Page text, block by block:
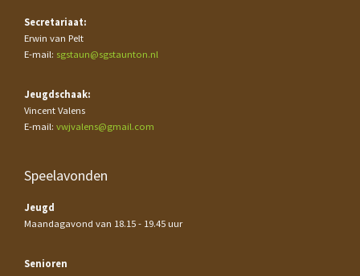
Secretariaat:
Erwin van Pelt
E-mail: sgstaun@sgstaunton.nl
Jeugdschaak:
Vincent Valens
E-mail: vwjvalens@gmail.com
Speelavonden
Jeugd
Maandagavond van 18.15 - 19.45 uur
Senioren